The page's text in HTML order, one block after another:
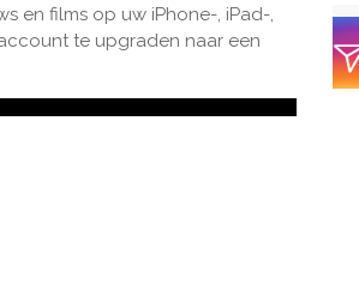
en films op uw iPhone-, iPad-,
te upgraden naar een